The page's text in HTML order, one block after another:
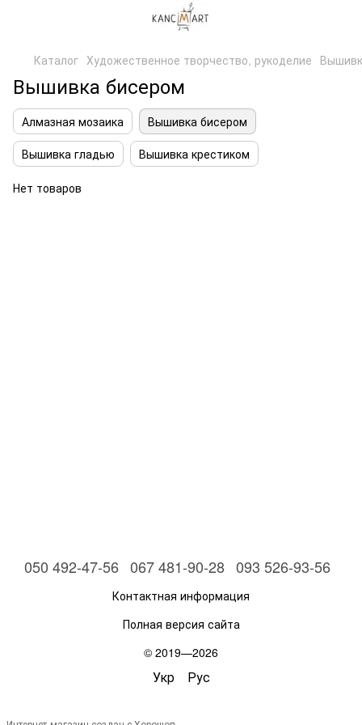
Каталог Художественное творчество, рукоделие
Вышивка бисером
Алмазная мозаика
Вышивка бисером
Вышивка гладью
Вышивка крестиком
Нет товаров
050 492-47-56 067 481-90-28 093 526-93-56
Контактная информация
Полная версия сайта
© 2019—2026
Укр Рус